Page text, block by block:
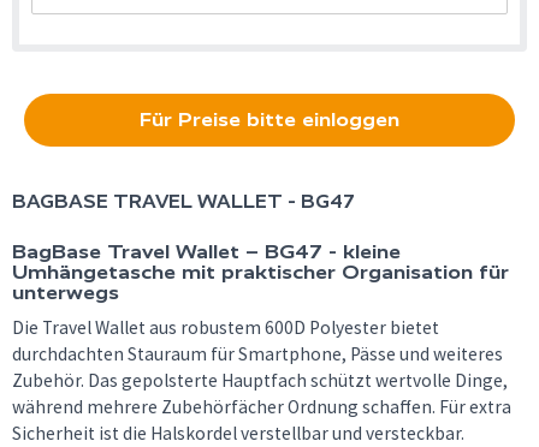
Für Preise bitte einloggen
BAGBASE TRAVEL WALLET - BG47
BagBase Travel Wallet – BG47 - kleine
Umhängetasche mit praktischer Organisation für
unterwegs
Die Travel Wallet aus robustem 600D Polyester bietet
durchdachten Stauraum für Smartphone, Pässe und weiteres
Zubehör. Das gepolsterte Hauptfach schützt wertvolle Dinge,
während mehrere Zubehörfächer Ordnung schaffen. Für extra
Sicherheit ist die Halskordel verstellbar und versteckbar.